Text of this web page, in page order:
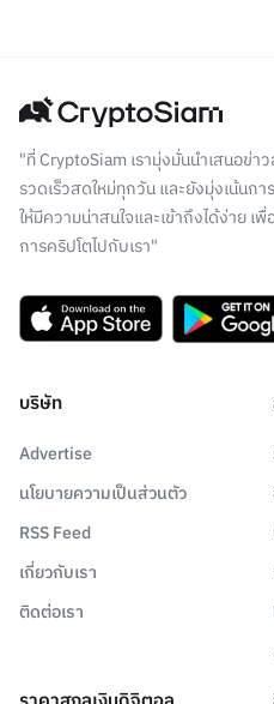
"ที่ CryptoSiam เรามุ่งมั่นนำเสนอข่า
รวดเร็วสดใหม่ทุกวัน และยังมุ่งเน้นกา
ให้มีความน่าสนใจและเข้าถึงได้ง่าย
การคริปโตไปกับเรา"
บริษัท
Advertise
นโยบายความเป็นส่วนตัว
RSS Feed
เกี่ยวกับเรา
ติดต่อเรา